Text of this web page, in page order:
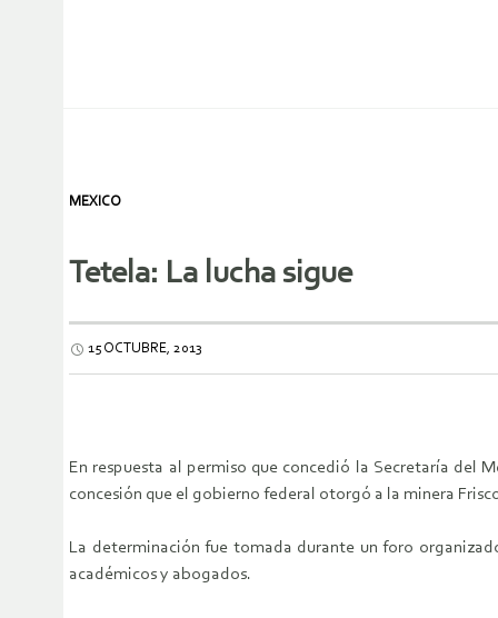
MEXICO
Tetela: La lucha sigue
15 OCTUBRE, 2013
En respuesta al permiso que concedió la Secretaría del
concesión que el gobierno federal otorgó a la minera
La determinación fue tomada durante un foro
académicos y abogados.